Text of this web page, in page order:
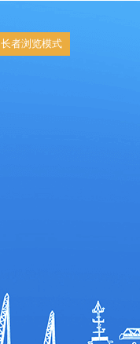
长者浏览模式